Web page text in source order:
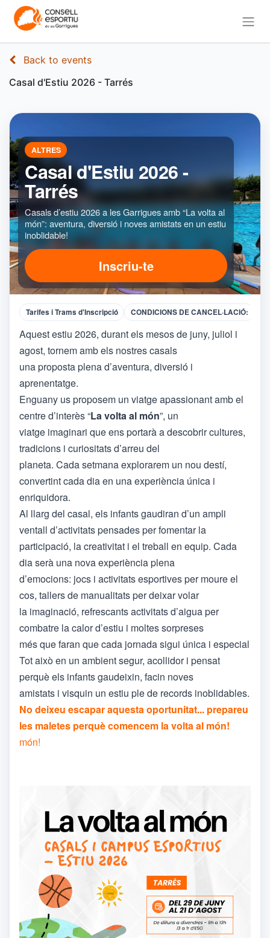
Back to events
Casal d'Estiu 2026 - Tarrés
ALTRES
Casal d'Estiu 2026 -
Tarrés
Casals d’estiu 2026 a les Garrigues amb “La volta al
món”: aventura, diversió i noves amistats en un estiu
inoblidable!
Inscriu-te
Tarifes i Trams d'Inscripció CONDICIONS DE CANCEL·LACIÓ:
Aquest estiu 2026, durant els mesos de juny, juliol i
agost, tornem amb els nostres casals
una proposta plena d’aventura, diversió i
aprenentatge.
Enguany us proposem un viatge apassionant amb el
centre d’interès “La volta al món”, un
viatge imaginari que ens portarà a descobrir cultures,
tradicions i curiositats d’arreu del
planeta. Cada setmana explorarem un nou destí,
convertint cada dia en una experiència única i
enriquidora.
Al llarg del casal, els infants gaudiran d’un ampli
ventall d’activitats pensades per fomentar la
participació, la creativitat i el treball en equip. Cada
dia serà una nova experiència plena
d’emocions: jocs i activitats esportives per moure el
cos, tallers de manualitats per deixar volar
la imaginació, refrescants activitats d’aigua per
combatre la calor d’estiu i moltes sorpreses
més que faran que cada jornada sigui única i especial
Tot això en un ambient segur, acollidor i pensat
perquè els infants gaudeixin, facin noves
amistats i visquin un estiu ple de records inoblidables.
No deixeu escapar aquesta oportunitat... prepareu
les maletes perquè comencem la volta al món!
món!